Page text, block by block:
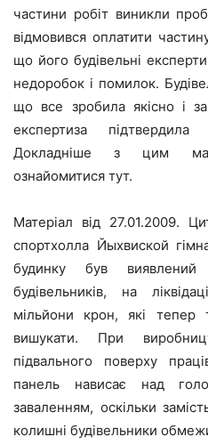
частини робіт виникли
відмовився оплатити
що його будівельні
недоробок і помилок.
що все зробила якісно і
експертиза підтвердила
Докладніше з цим
ознайомитися тут.
Матеріал від 27.01.2009.
спортхолла Йыхвиской
будинку був виявлений
будівельників, на
мільйони крон, які тепер
вишукати. При
підвального поверху
панель нависає над
заваленням, оскільки
колишні будівельники